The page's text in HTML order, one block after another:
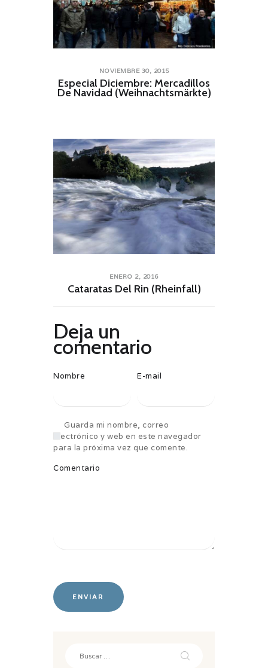
NOVIEMBRE 30, 2015
Especial Diciembre: Mercadillos
De Navidad (Weihnachtsmärkte)
ENERO 2, 2016
Cataratas Del Rin (Rheinfall)
Deja un
comentario
Nombre E-mail
Guarda mi nombre, correo
electrónico y web en este navegador
para la próxima vez que comente.
Comentario